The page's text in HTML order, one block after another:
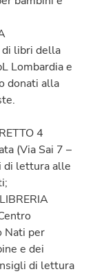
libri della
Lombardia e
donati alla
4
(Via Sai 7 –
di lettura alle
Nati per
e dei
di lettura